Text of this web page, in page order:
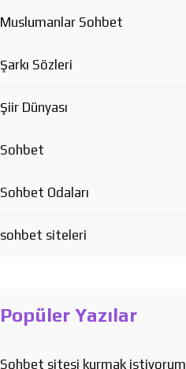
Muslumanlar Sohbet
Şarkı Sözleri
Şiir Dünyası
Sohbet
Sohbet Odaları
sohbet siteleri
Popüler Yazılar
Sohbet sitesi kurmak istiyorum